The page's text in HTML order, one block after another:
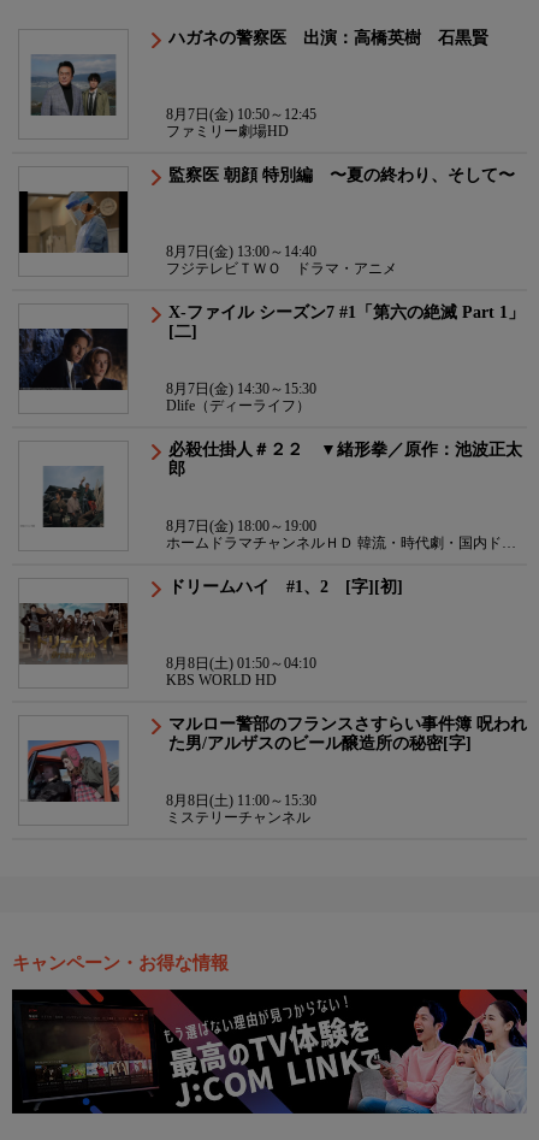
ハガネの警察医 出演：高橋英樹 石黒賢
8月7日(金) 10:50～12:45
ファミリー劇場HD
監察医 朝顔 特別編 〜夏の終わり、そして〜
8月7日(金) 13:00～14:40
フジテレビＴＷＯ ドラマ・アニメ
X-ファイル シーズン7 #1「第六の絶滅 Part 1」
[二]
8月7日(金) 14:30～15:30
Dlife（ディーライフ）
必殺仕掛人＃２２ ▼緒形拳／原作：池波正太
郎
8月7日(金) 18:00～19:00
ホームドラマチャンネルＨＤ 韓流・時代劇・国内ドラ
ドリームハイ #1、2 [字][初]
8月8日(土) 01:50～04:10
KBS WORLD HD
マルロー警部のフランスさすらい事件簿 呪われ
た男/アルザスのビール醸造所の秘密[字]
8月8日(土) 11:00～15:30
ミステリーチャンネル
キャンペーン・お得な情報